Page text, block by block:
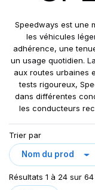
PK 303
PK 319
POWERGRIP
POWER GRIP G-2
POWER LUG (R-4)
SAMRAT
SW-101
Speedways est une
les véhicules
adhérence, une
un usage quotidien.
aux routes urbaines
tests rigoureux,
dans différentes
les conducteurs
Trier par
Résultats 1 à 24 sur 64